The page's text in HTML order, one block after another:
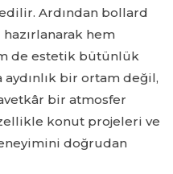
Ardından bollard
hem
de estetik bütünlük
aydınlık bir ortam değil,
bir atmosfer
konut projeleri ve
doğrudan